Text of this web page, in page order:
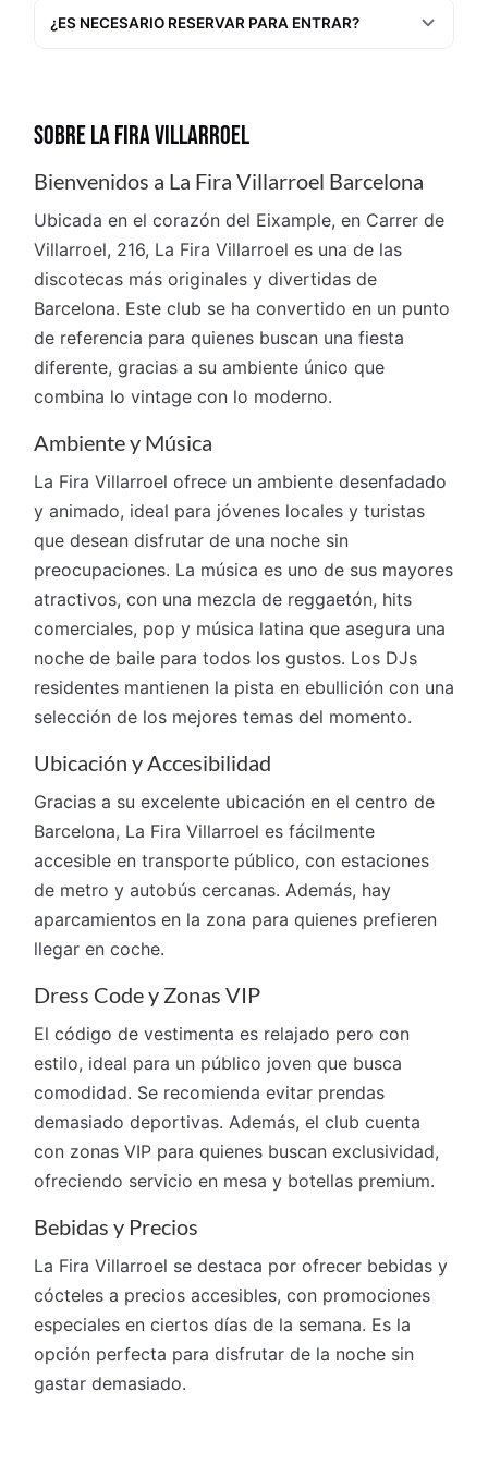
¿ES NECESARIO RESERVAR PARA ENTRAR?
SOBRE LA FIRA VILLARROEL
Bienvenidos a La Fira Villarroel Barcelona
Ubicada en el corazón del Eixample, en Carrer de
Villarroel, 216, La Fira Villarroel es una de las
discotecas más originales y divertidas de
Barcelona. Este club se ha convertido en un punto
de referencia para quienes buscan una fiesta
diferente, gracias a su ambiente único que
combina lo vintage con lo moderno.
Ambiente y Música
La Fira Villarroel ofrece un ambiente desenfadado
y animado, ideal para jóvenes locales y turistas
que desean disfrutar de una noche sin
preocupaciones. La música es uno de sus mayores
atractivos, con una mezcla de reggaetón, hits
comerciales, pop y música latina que asegura una
noche de baile para todos los gustos. Los DJs
residentes mantienen la pista en ebullición con una
selección de los mejores temas del momento.
Ubicación y Accesibilidad
Gracias a su excelente ubicación en el centro de
Barcelona, La Fira Villarroel es fácilmente
accesible en transporte público, con estaciones
de metro y autobús cercanas. Además, hay
aparcamientos en la zona para quienes prefieren
llegar en coche.
Dress Code y Zonas VIP
El código de vestimenta es relajado pero con
estilo, ideal para un público joven que busca
comodidad. Se recomienda evitar prendas
demasiado deportivas. Además, el club cuenta
con zonas VIP para quienes buscan exclusividad,
ofreciendo servicio en mesa y botellas premium.
Bebidas y Precios
La Fira Villarroel se destaca por ofrecer bebidas y
cócteles a precios accesibles, con promociones
especiales en ciertos días de la semana. Es la
opción perfecta para disfrutar de la noche sin
gastar demasiado.